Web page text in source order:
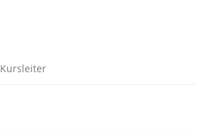
Kursleiter